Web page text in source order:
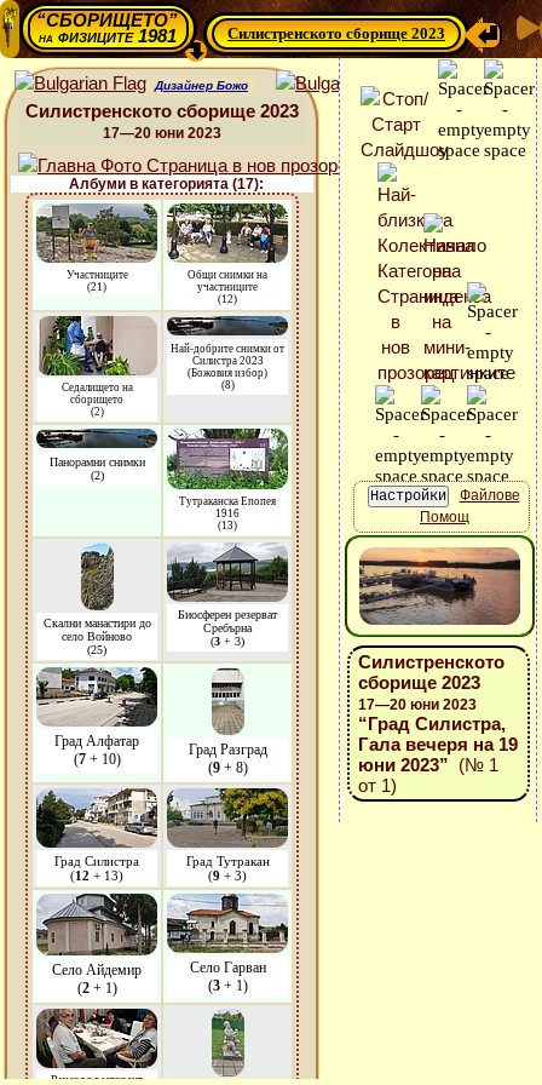
“СБОРИЩЕТО”
нафизиците 1981 Силистренското сборище 2023
Дизайнер Божо
Силистренското сборище 2023
17—20 юни 2023
Албуми в категорията (17):
Участниците
(21)
Общи снимки на
участниците
(12)
Седалището на
сборището
(2)
Най-добрите снимки от
Силистра 2023
(Божовия избор)
(8)
Панорамни снимки
(2)
Тутраканска Епопея
1916
(13)
Скални манастири до
село Войново
(25)
Биосферен резерват
Сребърна
(3 + 3)
Град Алфатар
(7+ 10)
Град Разград
(9+ 8)
Град Силистра
(12 + 13)
Град Тутракан
(9 + 3)
Село Айдемир
(2+ 1)
Село Гарван
(3+ 1)
Вечеря в ресторант
Файлове
Помощ
Силистренското
сборище 2023
17—20 юни 2023
“Град Силистра,
Гала вечеря на 19
юни 2023” (№ 1
от 1)